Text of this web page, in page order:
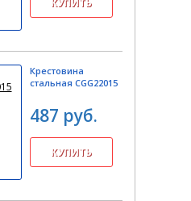
Крестовина
стальная CGG22015
487 руб.